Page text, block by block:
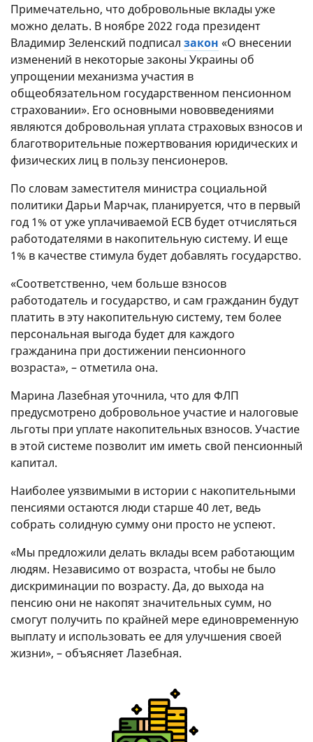
Примечательно, что добровольные вклады уже
можно делать. В ноябре 2022 года президент
Владимир Зеленский подписал закон «О внесении
изменений в некоторые законы Украины об
упрощении механизма участия в
общеобязательном государственном пенсионном
страховании». Его основными нововведениями
являются добровольная уплата страховых взносов и
благотворительные пожертвования юридических и
физических лиц в пользу пенсионеров.
По словам заместителя министра социальной
политики Дарьи Марчак, планируется, что в первый
год 1% от уже уплачиваемой ЕСВ будет отчисляться
работодателями в накопительную систему. И еще
1% в качестве стимула будет добавлять государство.
«Соответственно, чем больше взносов
работодатель и государство, и сам гражданин будут
платить в эту накопительную систему, тем более
персональная выгода будет для каждого
гражданина при достижении пенсионного
возраста», – отметила она.
Марина Лазебная уточнила, что для ФЛП
предусмотрено добровольное участие и налоговые
льготы при уплате накопительных взносов. Участие
в этой системе позволит им иметь свой пенсионный
капитал.
Наиболее уязвимыми в истории с накопительными
пенсиями остаются люди старше 40 лет, ведь
собрать солидную сумму они просто не успеют.
«Мы предложили делать вклады всем работающим
людям. Независимо от возраста, чтобы не было
дискриминации по возрасту. Да, до выхода на
пенсию они не накопят значительных сумм, но
смогут получить по крайней мере единовременную
выплату и использовать ее для улучшения своей
жизни», – объясняет Лазебная.